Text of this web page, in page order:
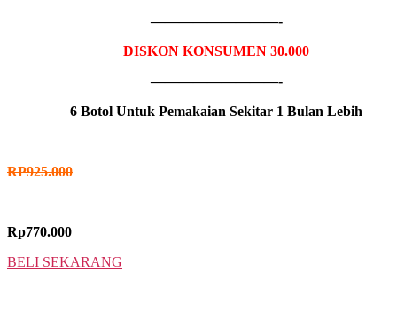
—————————-
DISKON KONSUMEN 30.000
—————————-
6 Botol Untuk Pemakaian Sekitar 1 Bulan Lebih
RP925.000
Rp770.000
BELI SEKARANG